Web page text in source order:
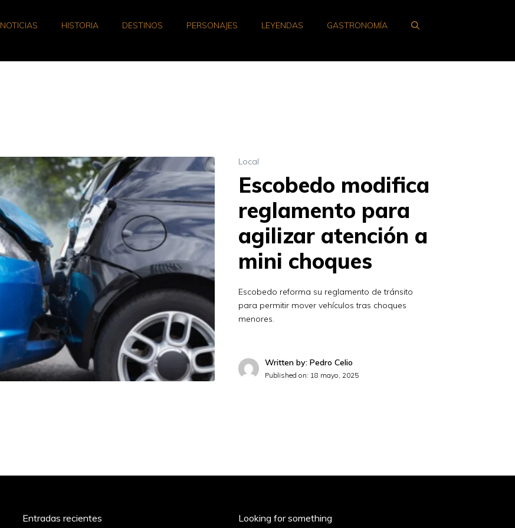
NOTICIAS HISTORIA DESTINOS PERSONAJES LEYENDAS GASTRONOMÍA
Local
Escobedo modifica
reglamento para
agilizar atención a
mini choques
Escobedo reforma su reglamento de tránsito
para permitir mover vehículos tras choques
menores.
Written by: Pedro Celio
Published on: 18 mayo, 2025
Entradas recientes Looking for something